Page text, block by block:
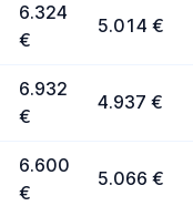
6.324
€
5.014 €
6.932
€
4.937 €
6.600
€
5.066 €